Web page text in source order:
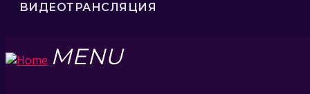
ВИДЕОТРАНСЛЯЦИЯ
MENU